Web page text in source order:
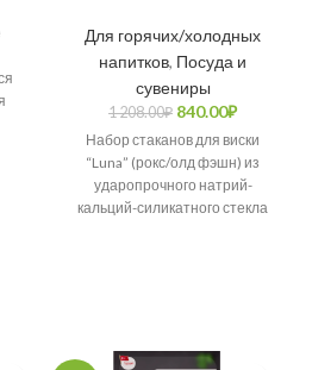
Для горячих/холодных
напитков, Посуда и
сувениры
1 208.00₽ 840.00₽
Набор стаканов для виски
“Luna” (рокс/олд фэшн) из
ударопрочного натрий-
кальций-силикатного стекла